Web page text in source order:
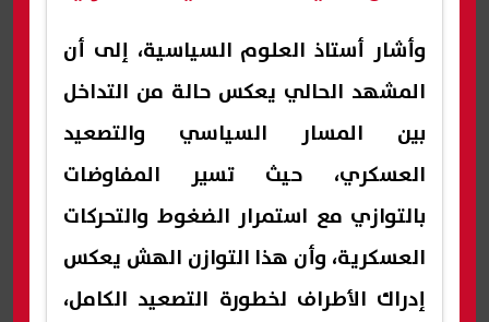
وأشار أستاذ العلوم السياسية، إلى أن
المشهد الحالي يعكس حالة من التداخل
بين المسار السياسي والتصعيد
العسكري، حيث تسير المفاوضات
بالتوازي مع استمرار الضغوط والتحركات
العسكرية، وأن هذا التوازن الهش يعكس
إدراك الأطراف لخطورة التصعيد الكامل،